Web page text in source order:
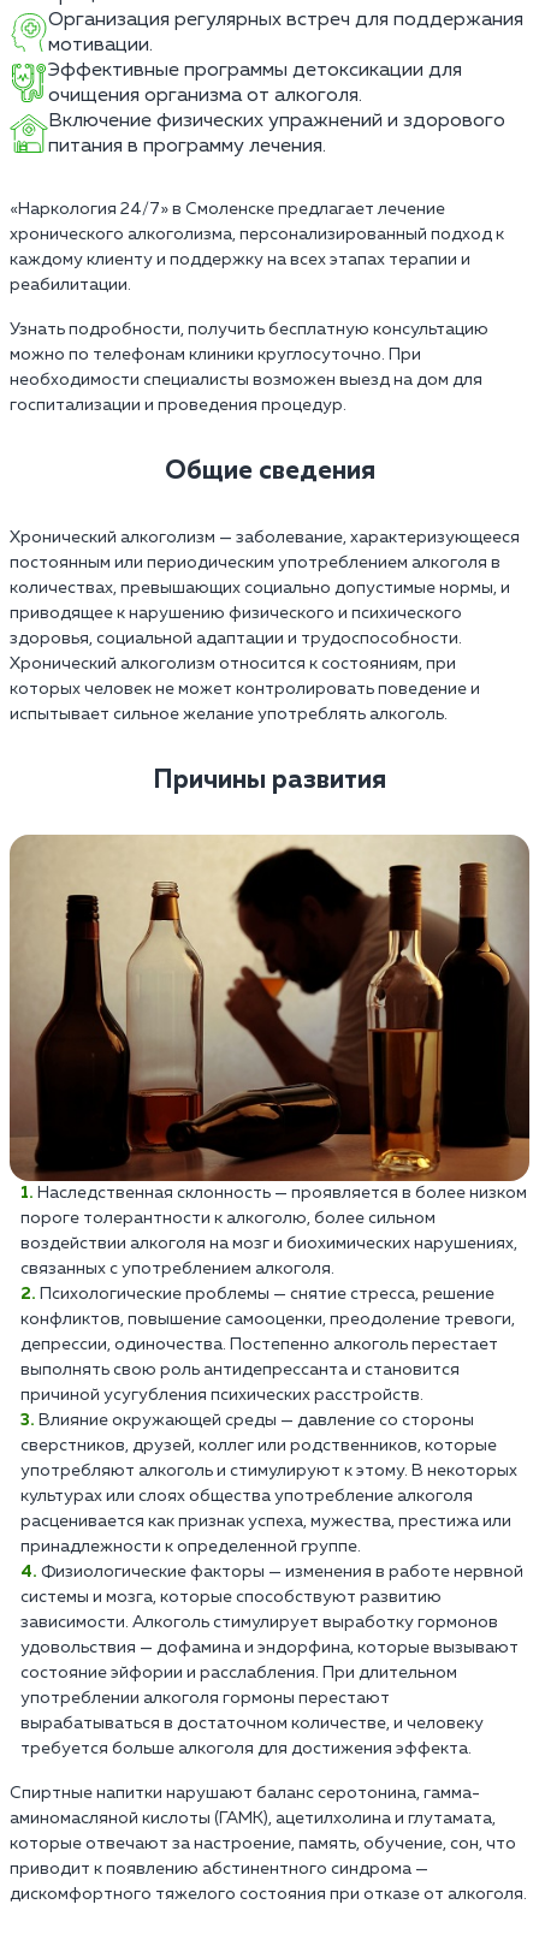
Организация регулярных встреч для поддержания
мотивации.
Эффективные программы детоксикации для
очищения организма от алкоголя.
Включение физических упражнений и здорового
питания в программу лечения.
«Наркология 24/7» в Смоленске предлагает лечение
хронического алкоголизма, персонализированный подход к
каждому клиенту и поддержку на всех этапах терапии и
реабилитации.
Узнать подробности, получить бесплатную консультацию
можно по телефонам клиники круглосуточно. При
необходимости специалисты возможен выезд на дом для
госпитализации и проведения процедур.
Общие сведения
Хронический алкоголизм — заболевание, характеризующееся
постоянным или периодическим употреблением алкоголя в
количествах, превышающих социально допустимые нормы, и
приводящее к нарушению физического и психического
здоровья, социальной адаптации и трудоспособности.
Хронический алкоголизм относится к состояниям, при
которых человек не может контролировать поведение и
испытывает сильное желание употреблять алкоголь.
Причины развития
Наследственная склонность — проявляется в более низком
пороге толерантности к алкоголю, более сильном
воздействии алкоголя на мозг и биохимических нарушениях,
связанных с употреблением алкоголя.
Психологические проблемы — снятие стресса, решение
конфликтов, повышение самооценки, преодоление тревоги,
депрессии, одиночества. Постепенно алкоголь перестает
выполнять свою роль антидепрессанта и становится
причиной усугубления психических расстройств.
Влияние окружающей среды — давление со стороны
сверстников, друзей, коллег или родственников, которые
употребляют алкоголь и стимулируют к этому. В некоторых
культурах или слоях общества употребление алкоголя
расценивается как признак успеха, мужества, престижа или
принадлежности к определенной группе.
Физиологические факторы — изменения в работе нервной
системы и мозга, которые способствуют развитию
зависимости. Алкоголь стимулирует выработку гормонов
удовольствия — дофамина и эндорфина, которые вызывают
состояние эйфории и расслабления. При длительном
употреблении алкоголя гормоны перестают
вырабатываться в достаточном количестве, и человеку
требуется больше алкоголя для достижения эффекта.
Спиртные напитки нарушают баланс серотонина, гамма-
аминомасляной кислоты (ГАМК), ацетилхолина и глутамата,
которые отвечают за настроение, память, обучение, сон, что
приводит к появлению абстинентного синдрома —
дискомфортного тяжелого состояния при отказе от алкоголя.